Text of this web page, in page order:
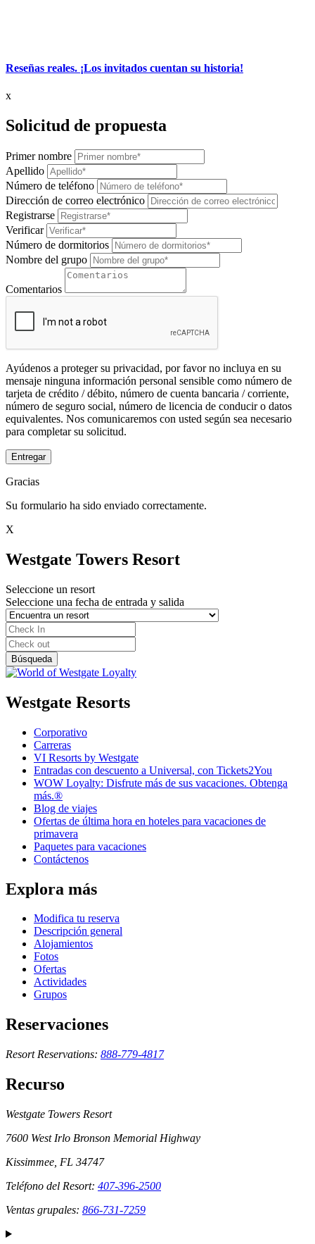
Reseñas reales. ¡Los invitados cuentan su historia!
x
Solicitud de propuesta
Primer nombre
Apellido
Número de teléfono
Dirección de correo electrónico
Registrarse
Verificar
Número de dormitorios
Nombre del grupo
Comentarios
Ayúdenos a proteger su privacidad, por favor no incluya en su
mensaje ninguna información personal sensible como número de
tarjeta de crédito / débito, número de cuenta bancaria / corriente,
número de seguro social, número de licencia de conducir o datos
equivalentes. Nos comunicaremos con usted según sea necesario
para completar su solicitud.
Entregar
Gracias
Su formulario ha sido enviado correctamente.
X
Westgate Towers Resort
Seleccione un resort
Seleccione una fecha de entrada y salida
Westgate Resorts
Corporativo
Carreras
VI Resorts by Westgate
Entradas con descuento a Universal, con Tickets2You
WOW Loyalty: Disfrute más de sus vacaciones. Obtenga
más.®
Blog de viajes
Ofertas de última hora en hoteles para vacaciones de
primavera
Paquetes para vacaciones
Contáctenos
Explora más
Modifica tu reserva
Descripción general
Alojamientos
Fotos
Ofertas
Actividades
Grupos
Reservaciones
Resort Reservations: 888-779-4817
Recurso
Westgate Towers Resort
7600 West Irlo Bronson Memorial Highway
Kissimmee, FL 34747
Teléfono del Resort: 407-396-2500
Ventas grupales: 866-731-7259